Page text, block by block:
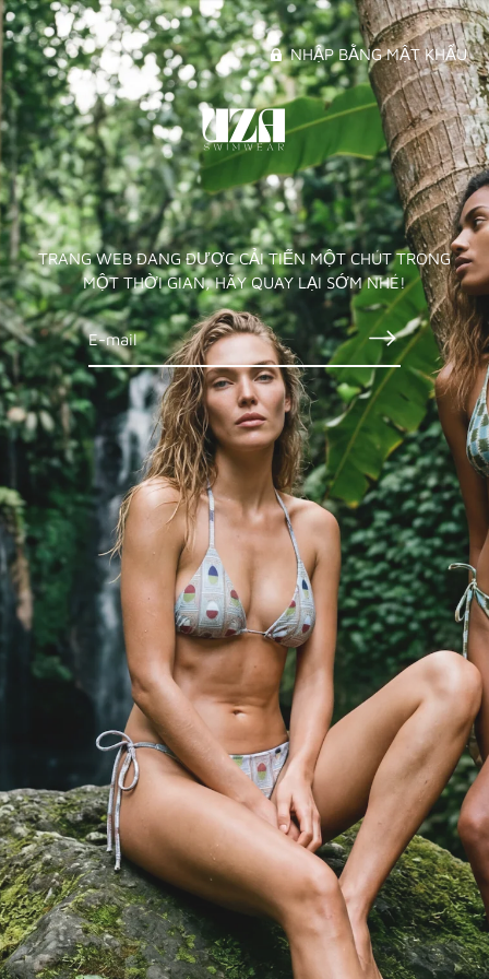
NHẬP BẰNG MẬT KHẨU
TRANG WEB ĐANG ĐƯỢC CẢI TIẾN MỘT CHÚT TRONG
MỘT THỜI GIAN, HÃY QUAY LẠI SỚM NHÉ!